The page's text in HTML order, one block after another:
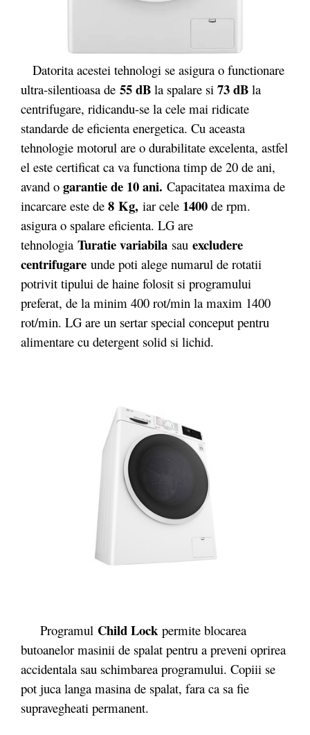
Datorita acestei tehnologi se asigura o functionare
ultra-silentioasa de 55 dB la spalare si 73 dB la
centrifugare, ridicandu-se la cele mai ridicate
standarde de eficienta energetica. Cu aceasta
tehnologie motorul are o durabilitate excelenta, astfel
el este certificat ca va functiona timp de 20 de ani,
avand o garantie de 10 ani. Capacitatea maxima de
incarcare este de 8 Kg, iar cele 1400 de rpm.
asigura o spalare eficienta. LG are
tehnologia Turatie variabila sau excludere
centrifugare unde poti alege numarul de rotatii
potrivit tipului de haine folosit si programului
preferat, de la minim 400 rot/min la maxim 1400
rot/min. LG are un sertar special conceput pentru
alimentare cu detergent solid si lichid.
Programul Child Lock permite blocarea
butoanelor masinii de spalat pentru a preveni oprirea
accidentala sau schimbarea programului. Copiii se
pot juca langa masina de spalat, fara ca sa fie
supravegheati permanent.